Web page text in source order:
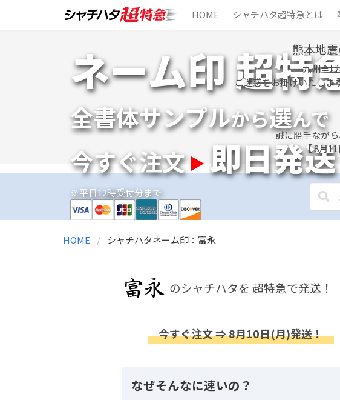
HOME シャチハタ超特急とは
ネーム印 超特
全書体サンプルから選んで
今すぐ注文 即日発
※平日12時受付分まで
熊本地
九州全
ご迷惑をお掛けいたしま
誠に勝手なが
【 8月11
HOME シャチハタネーム印：富永
のシャチハタを 超特急で発送！
今すぐ注文 ⇒ 8月10日(月)発送！
なぜそんなに速いの？